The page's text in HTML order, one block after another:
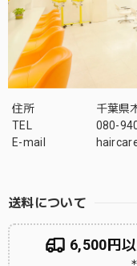
住所
千葉県
TEL
080-
E-mail
送料について
6,500円